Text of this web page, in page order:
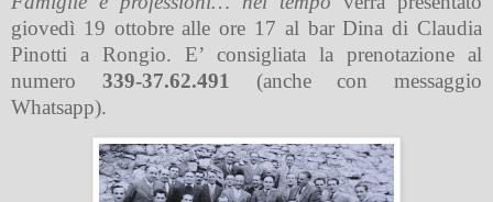
giovedì 19 ottobre alle ore 17 al bar Dina di Claudia
Pinotti a Rongio. E’ consigliata la prenotazione al
numero 339-37.62.491
(anche con messaggio
Whatsapp).